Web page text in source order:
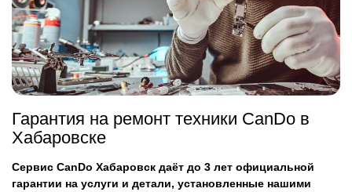
Гарантия на ремонт техники CanDo в
Хабаровске
Сервис CanDo Хабаровск даёт до 3 лет официальной
гарантии на услуги и детали, установленные нашими